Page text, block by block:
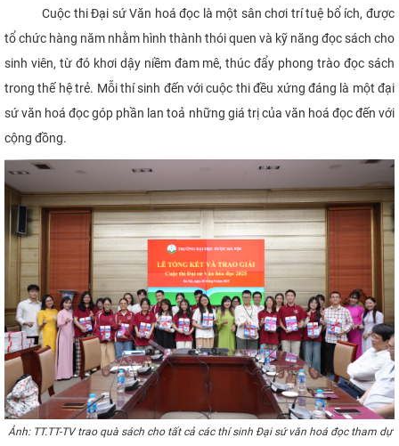
Cuộc thi Đại sứ Văn hoá đọc là một sân chơi trí tuệ bổ ích, được
tổ chức hàng năm nhằm hình thành thói quen và kỹ năng đọc sách cho
sinh viên, từ đó khơi dậy niềm đam mê, thúc đẩy phong trào đọc sách
trong thế hệ trẻ. Mỗi thí sinh đến với cuộc thi đều xứng đáng là một đại
sứ văn hoá đọc góp phần lan toả những giá trị của văn hoá đọc đến với
cộng đồng.
Ảnh: TT.TT-TV trao quà sách cho tất cả các thí sinh Đại sứ văn hoá đọc tham dự